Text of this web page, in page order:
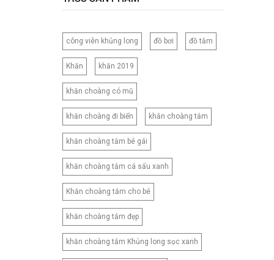
120CM
120X200CM
130X150CM
130X160CM
130X180CM
135X200CM
140X200CM
150X200CM
150X210CM
160X210CM
160X220CM
165CM
173X218CM
công viên khủng long đồ bơi đồ tắm
Khăn khăn 2019
khăn choàng có mũ
khăn choàng đi biển khăn choàng tắm
khăn choàng tắm bé gái
khăn choàng tắm cá sấu xanh
Khăn choàng tắm cho bé
khăn choàng tắm đẹp
khăn choàng tắm Khủng long sọc xanh